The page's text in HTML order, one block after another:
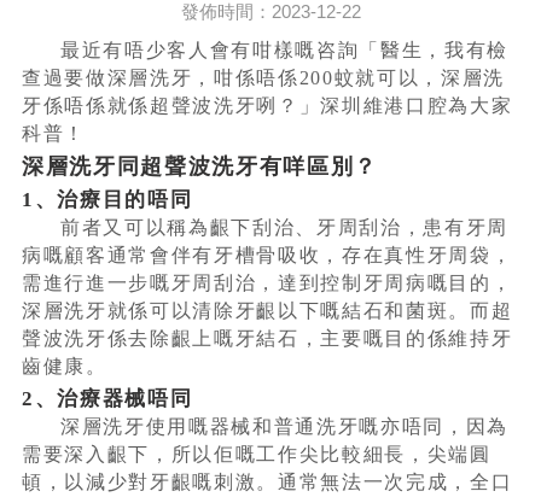
發佈時間：2023-12-22
最近有唔少客人會有咁樣嘅咨詢「醫生，我有檢
查過要做深層洗牙，咁係唔係200蚊就可以，深層洗
牙係唔係就係超聲波洗牙咧？」深圳維港口腔為大家
科普！
深層洗牙同超聲波洗牙有咩區別？
1、治療目的唔同
前者又可以稱為齦下刮治、牙周刮治，患有牙周
病嘅顧客通常會伴有牙槽骨吸收，存在真性牙周袋，
需進行進一步嘅牙周刮治，達到控制牙周病嘅目的，
深層洗牙就係可以清除牙齦以下嘅結石和菌斑。而超
聲波洗牙係去除齦上嘅牙結石，主要嘅目的係維持牙
齒健康。
2、治療器械唔同
深層洗牙使用嘅器械和普通洗牙嘅亦唔同，因為
需要深入齦下，所以佢嘅工作尖比較細長，尖端圓
頓，以減少對牙齦嘅刺激。通常無法一次完成，全口